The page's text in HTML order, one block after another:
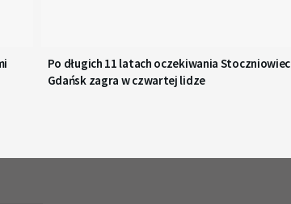
Po długich 11 latach oczekiwania Stoczniowiec
Gdańsk zagra w czwartej lidze